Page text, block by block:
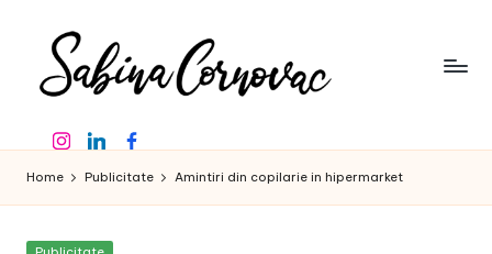
content
a
b
in
creator
de
16
InstagramLinkedinFacebook
Home Publicitate Amintiri din copilarie in hipermarket
Posted